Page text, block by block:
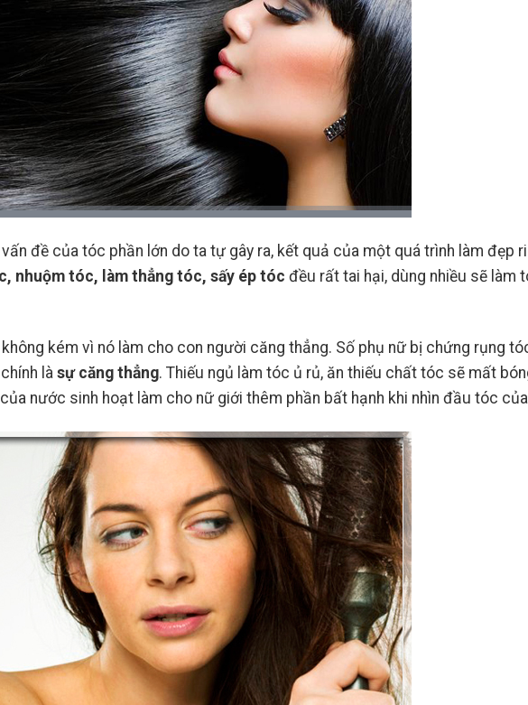
vấn đề của tóc phần lớn do ta tự gây ra, kết quả của một quá trình làm đẹp
nhuộm tóc, làm thẳng tóc, sấy ép tóc đều rất tai hại, dùng nhiều sẽ làm
kém vì nó làm cho con người căng thẳng. Số phụ nữ bị chứng rụng
là sự căng thẳng. Thiếu ngủ làm tóc ủ rủ, ăn thiếu chất tóc sẽ mất
nước sinh hoạt làm cho nữ giới thêm phần bất hạnh khi nhìn đầu tóc
BHA
Dịu Cho
Retinol Và Tretinoin: Hoạt
Chất Nào Mới Là Chân Ái
24
Th7
Top 5 Sản Phẩm
Được Khen Ngợi
23
Th7